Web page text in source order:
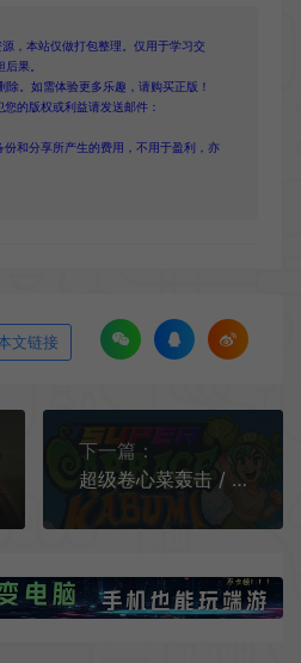
，本站仅做打包整理。仅用于学习交
果。
。如需体验更多乐趣，请购买正版！
的版权或利益请发送邮件：
和分享所产生的费用，不用于盈利，亦
文链接
下一篇：
超级卷心菜轰击 / Super Cabbage Kabumi 肉鸽弹珠策略游戏